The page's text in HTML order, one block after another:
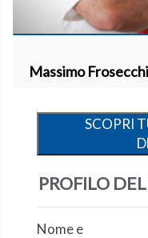
Massimo Frosecchi
SCOPRI
PROFILO
Nome e